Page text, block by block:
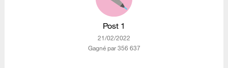
Post 1
‎21/02/2022
Gagné par 356 637